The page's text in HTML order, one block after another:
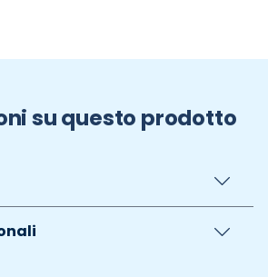
su questo prodotto